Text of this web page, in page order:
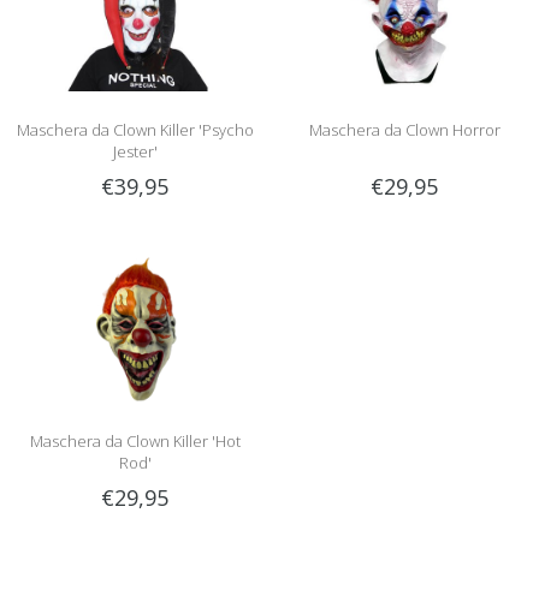
Maschera da Clown Killer 'Psycho
Jester'
€39,95
Maschera da Clown Horror
€29,95
Maschera da Clown Killer 'Hot
Rod'
€29,95